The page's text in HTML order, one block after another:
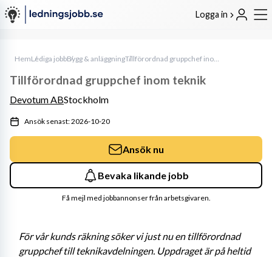
Logga in
HemLediga jobbBygg & anläggning Tillförordnad gruppchef inom teknik
För vår kunds räkning söker vi just nu en tillförordnad
gruppchef till teknikavdelningen. Uppdraget är på heltid
Tillförordnad gruppchef inom teknik
Devotum ABStockholm
Ansök senast: 2026-10-20
Ansök nu
Bevaka likande jobb
Få mejl med jobbannonser från arbetsgivaren.